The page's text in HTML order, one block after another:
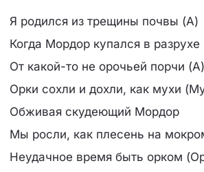
Я родился из трещины почвы (А)
Когда Мордор купался в разрухе
От какой-то не орочьей порчи (А)
Орки сохли и дохли, как мухи
Обживая скудеющий Мордор
Мы росли, как плесень на
Неудачное время быть орком